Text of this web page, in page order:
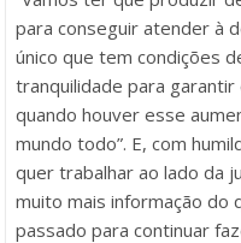
para conseguir atender à
único que tem condições
tranquilidade para
quando houver esse
mundo todo”. E, com
quer trabalhar ao lado da
muito mais informação do
passado para continuar